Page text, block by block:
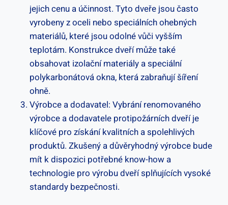
jejich cenu a účinnost. Tyto dveře jsou často
vyrobeny z oceli nebo speciálních ohebných
materiálů, které jsou odolné vůči vyšším
teplotám. Konstrukce dveří může také
obsahovat izolační materiály a speciální
polykarbonátová okna, která zabraňují šíření
ohně.
Výrobce a dodavatel: Vybrání renomovaného
výrobce a dodavatele protipožárních dveří je
klíčové pro získání kvalitních a spolehlivých
produktů. Zkušený a důvěryhodný výrobce bude
mít k dispozici potřebné know-how a
technologie pro výrobu dveří splňujících vysoké
standardy bezpečnosti.